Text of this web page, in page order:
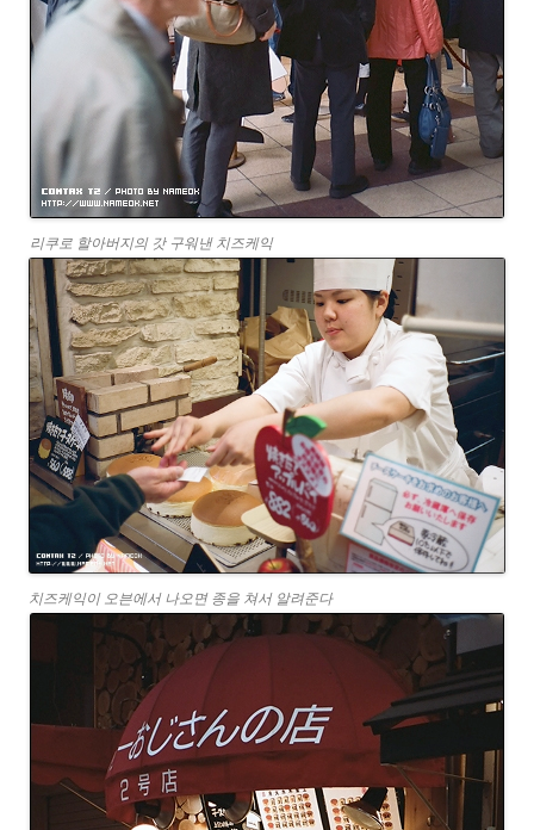
리쿠로 할아버지의 갓 구워낸 치즈케익
치즈케익이 오븐에서 나오면 종을 쳐서 알려준다